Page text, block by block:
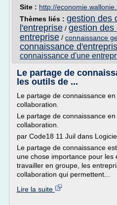
Site : http://
Thèmes liés : gestion des
l'entreprise / gestion des
entreprise / connaissance
connaissance
connaissance d'une
Le partage de
les outils de ...
Le partage de connaissance
collaboration.
Le partage de connaissance
collaboration.
par Code18 11 Juil dans
Le partage de connaissance
une chose importance pour les
travailler en groupe, les
collaboration qui permettent...
Lire la suite